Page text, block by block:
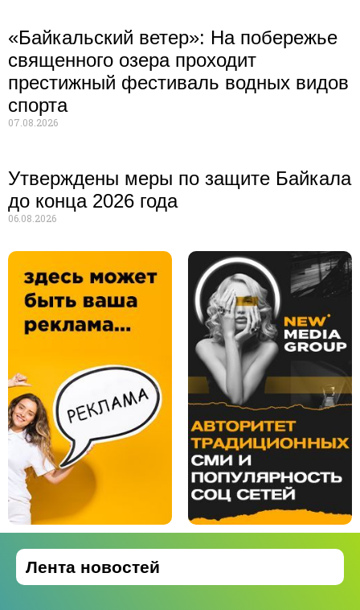
«Байкальский ветер»: На побережье
священного озера проходит
престижный фестиваль водных видов
спорта
07.08.2026
Утверждены меры по защите Байкала
до конца 2026 года
06.08.2026
Лента новостей